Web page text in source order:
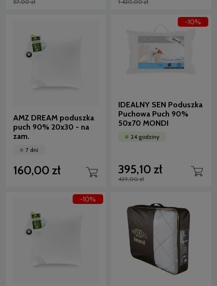
57,00 zł 1 420,00 zł
AMZ DREAM poduszka
puch 90% 20x30 - na
zam.
7 dni
160,00 zł
IDEALNY SEN Poduszka
Puchowa Puch 90%
50x70 MONDI
24 godziny
395,10 zł
439,00 zł
-10%
-10%